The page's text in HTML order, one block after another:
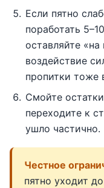
Если пятно
поработать
оставляйте
воздействие
пропитки тоже
Смойте
переходите к
ушло частично.
Честное
пятно уходит